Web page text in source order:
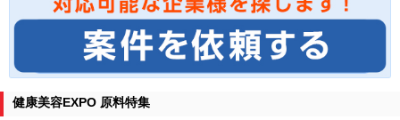
健康美容EXPO 原料特集